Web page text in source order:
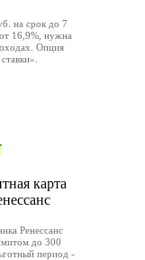
на срок до 7
от 16,9%, нужна
Опция
Ренессанс
до 300
период -